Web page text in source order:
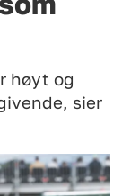
høyt og
sier